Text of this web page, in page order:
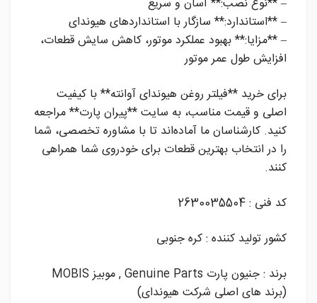
– **نوع نصب:** آسان و سریع
– **استاندارد:** سازگار با استانداردهای هیوندای
– **مزایا:** بهبود عملکرد موتور، کاهش سایش قطعات،
افزایش طول عمر موتور
برای خرید **فیلتر روغن هیوندای آوانته** با کیفیت
اصلی و قیمت مناسب، به سایت **پیران پارت** مراجعه
کنید. کارشناسان ما آماده‌اند تا با مشاوره تخصصی، شما
را در انتخاب بهترین قطعات برای خودروی شما همراهی
کنند.
کد فنی : 2630035504
کشور تولید کننده : کره جنوبی
برند : جنیون پارت Genuine Parts , موبیز MOBIS
(برند های اصلی شرکت هیوندای)